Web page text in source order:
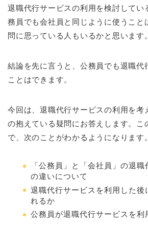
退職代行サービスの利用を検討してい
務員でも会社員と同じように使うこと
問に思っている人もいるかと思います。
結論を先に言うと、公務員でも退職代
ことはできます。
今回は、退職代行サービスの利用を考
の抱えている疑問にお答えします。こ
で、次のことがわかるようになります。
「公務員」と「会社員」の退
の違いについて
退職代行サービスを利用した後
れるか
公務員が退職代行サービスを利